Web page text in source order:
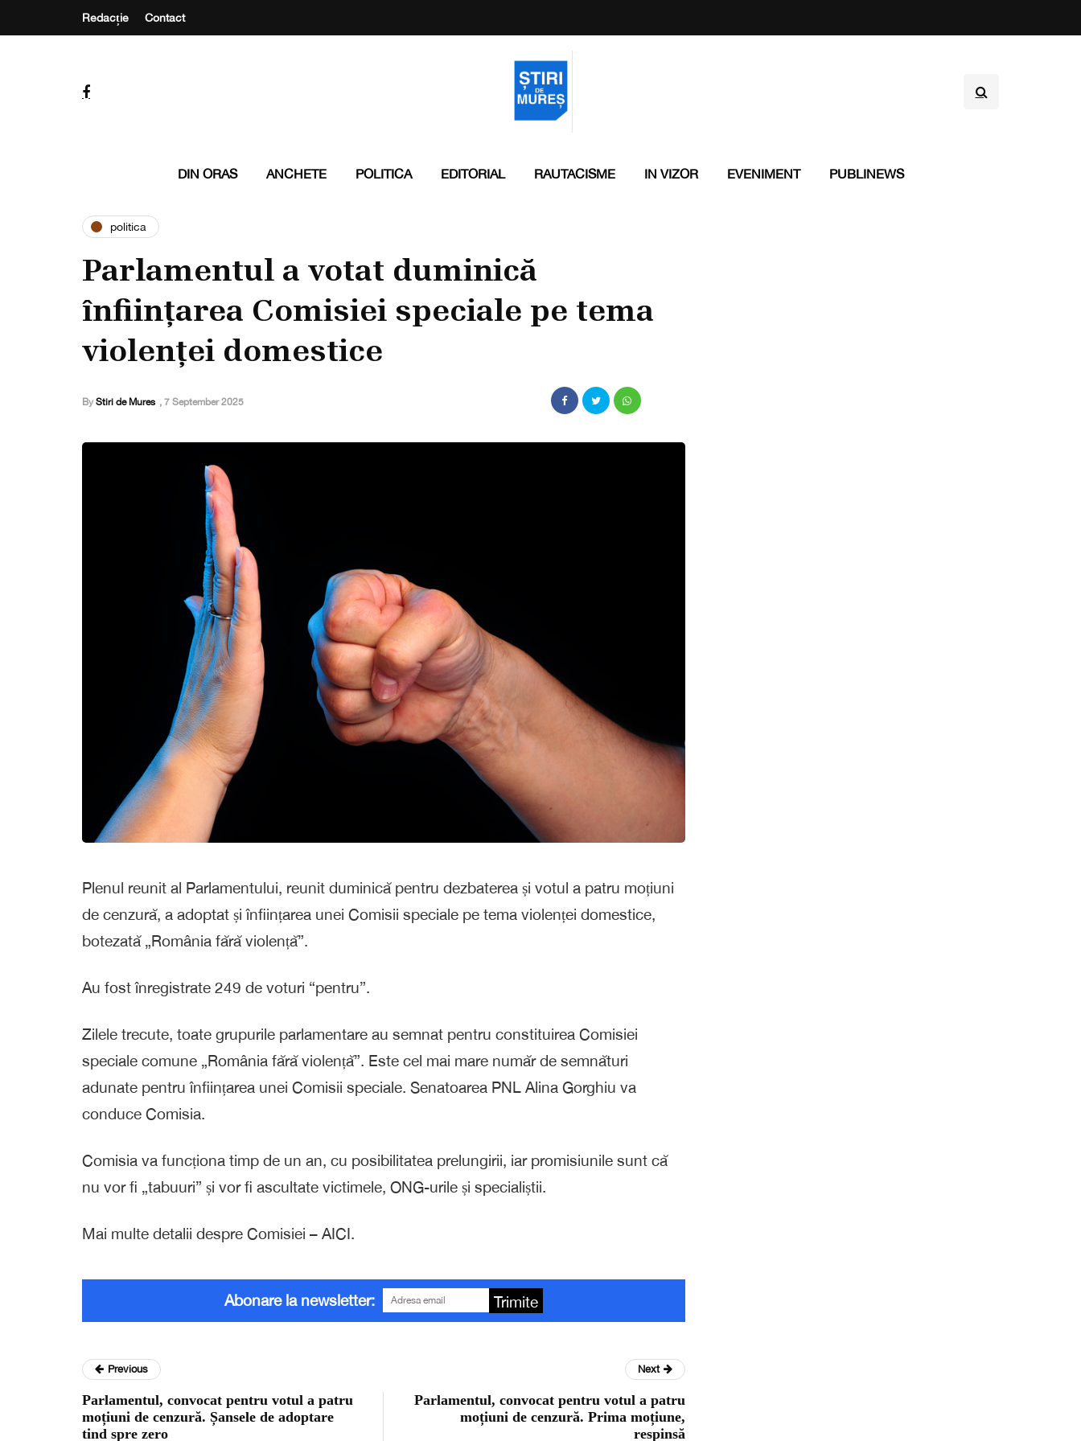
Redacție Contact
DIN ORAS ANCHETE POLITICA EDITORIAL RAUTACISME IN VIZOR EVENIMENT PUBLINEWS
politica
Parlamentul a votat duminică
înființarea Comisiei speciale pe tema
violenței domestice
By Stiri de Mures , 7 September 2025
Plenul reunit al Parlamentului, reunit duminică pentru dezbaterea și votul a patru moțiuni
de cenzură, a adoptat și înființarea unei Comisii speciale pe tema violenței domestice,
botezată „România fără violență”.
Au fost înregistrate 249 de voturi “pentru”.
Zilele trecute, toate grupurile parlamentare au semnat pentru constituirea Comisiei
speciale comune „România fără violență”. Este cel mai mare număr de semnături
adunate pentru înființarea unei Comisii speciale. Senatoarea PNL Alina Gorghiu va
conduce Comisia.
Comisia va funcționa timp de un an, cu posibilitatea prelungirii, iar promisiunile sunt că
nu vor fi „tabuuri” și vor fi ascultate victimele, ONG-urile și specialiștii.
Mai multe detalii despre Comisiei – AICI.
Abonare la newsletter: Trimite
Previous
Parlamentul, convocat pentru votul a patru
moțiuni de cenzură. Șansele de adoptare
tind spre zero
Next
Parlamentul, convocat pentru votul a patru
moțiuni de cenzură. Prima moțiune,
respinsă